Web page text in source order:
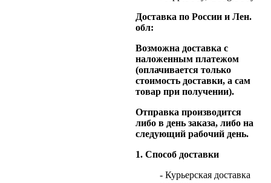
Доставка по России и Лен.
обл:
Возможна доставка с
наложенным платежом
(оплачивается только
стоимость доставки, а сам
товар при получении).
Отправка производится
либо в день заказа, либо на
следующий рабочий день.
1. Способ доставки
- Курьерская доставка